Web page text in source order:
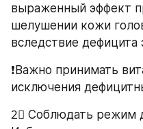
выраженный эффект
шелушении кожи
вследствие дефицита
❗Важно принимать
исключения
2⃣ Соблюдать режим